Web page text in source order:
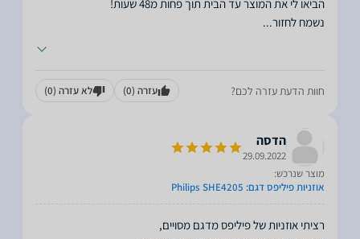
נשמח לחזור...
חוות הדעת עזרה לכם? עזרה (0) לא עזרה (0)
הדסה
29.09.2022
מוצר שנרכש:
אוזניות פיליפס דגם: Philips SHE4205